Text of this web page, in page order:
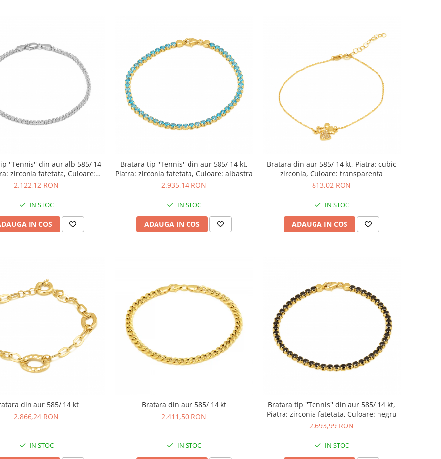
''Tennis'' din aur alb 585/ 14
zirconia fatetata, Culoare:
transparent
2.122,12 RON
IN STOC
IN COS
Bratara tip ''Tennis'' din aur 585/ 14 kt,
Piatra: zirconia fatetata, Culoare: albastra
2.935,14 RON
IN STOC
ADAUGA IN COS
Bratara din aur 585/ 14 kt, Piatra: cubic
zirconia, Culoare: transparenta
813,02 RON
IN STOC
ADAUGA IN COS
din aur 585/ 14 kt
2.866,24 RON
IN STOC
Bratara din aur 585/ 14 kt
2.411,50 RON
IN STOC
Bratara tip ''Tennis'' din aur 585/ 14 kt,
Piatra: zirconia fatetata, Culoare: negru
2.693,99 RON
IN STOC